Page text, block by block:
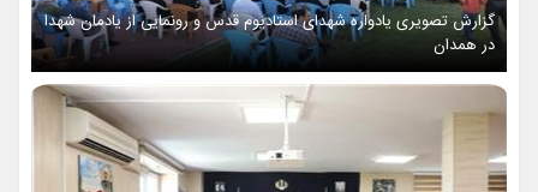
گزارش تصویری یادواره شهدای استادیوم قدس و رونمایی از یادمان شهدا
در همدان